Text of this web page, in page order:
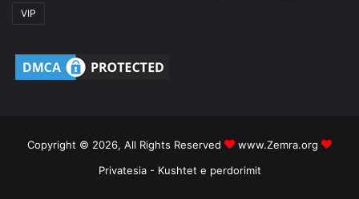
VIP
Copyright © 2026, All Rights Reserved
www.Zemra.org
Privatesia- Kushtet e perdorimit